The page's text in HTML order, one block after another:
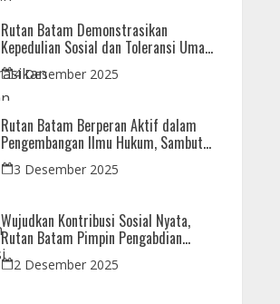
Rutan Batam Demonstrasikan
Kepedulian Sosial dan Toleransi Umat
Beragama Melalui Doa Bersama
Korban Bencana
4 Desember 2025
Rutan Batam Berperan Aktif dalam
Pengembangan Ilmu Hukum, Sambut
Kunjungan Observasi Mahasiswa UIB
3 Desember 2025
Wujudkan Kontribusi Sosial Nyata,
Rutan Batam Pimpin Pengabdian
Imipas untuk Negeri di Masjid
Syahrom Ba’dawi
2 Desember 2025